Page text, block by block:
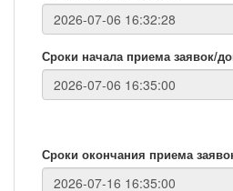
Сроки начала приема заявок/
Сроки окончания приема